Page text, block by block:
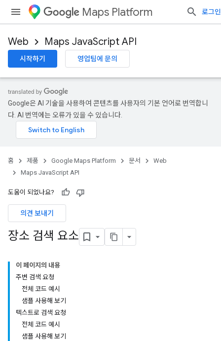
Maps Platform 로그인
Web Maps JavaScript API
시작하기 영업팀에 문의
Google은 AI 기술을 사용하여 콘텐츠를 사용자의 기본 언어로 번역합니
다. AI 번역에는 오류가 있을 수 있습니다.
홈 제품 Google Maps Platform 문서
Web
Maps JavaScript API
도움이 되었나요?
의견 보내기
장소 검색 요소
이 페이지의 내용
주변 검색 요청
전체 코드 예시
샘플 사용해 보기
텍스트로 검색 요청
전체 코드 예시
샘플 사용해 보기